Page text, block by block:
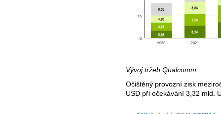
Vývoj tržeb Qualcomm
Očištěný provozní zisk
USD při očekávání 3,32 mld.